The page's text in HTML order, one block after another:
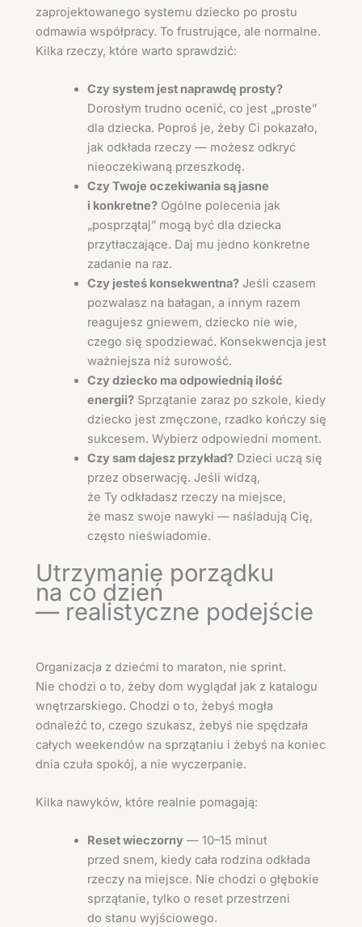
zaprojektowanego systemu dziecko po prostu
odmawia współpracy. To frustrujące, ale normalne.
Kilka rzeczy, które warto sprawdzić:
Czy system jest naprawdę prosty?
Dorosłym trudno ocenić, co jest „proste”
dla dziecka. Poproś je, żeby Ci pokazało,
jak odkłada rzeczy — możesz odkryć
nieoczekiwaną przeszkodę.
Czy Twoje oczekiwania są jasne
i konkretne?Ogólne polecenia jak
„posprzątaj” mogą być dla dziecka
przytłaczające. Daj mu jedno konkretne
zadanie na raz.
Czy jesteś konsekwentna?Jeśli czasem
pozwalasz na bałagan, a innym razem
reagujesz gniewem, dziecko nie wie,
czego się spodziewać. Konsekwencja jest
ważniejsza niż surowość.
Czy dziecko ma odpowiednią ilość
energii?Sprzątanie zaraz po szkole, kiedy
dziecko jest zmęczone, rzadko kończy się
sukcesem. Wybierz odpowiedni moment.
Czy sam dajesz przykład?Dzieci uczą się
przez obserwację. Jeśli widzą,
że Ty odkładasz rzeczy na miejsce,
że masz swoje nawyki — naśladują Cię,
często nieświadomie.
Utrzymanie porządku
na co dzień
— realistyczne podejście
Organizacja z dziećmi to maraton, nie sprint.
Nie chodzi o to, żeby dom wyglądał jak z katalogu
wnętrzarskiego. Chodzi o to, żebyś mogła
odnaleźć to, czego szukasz, żebyś nie spędzała
całych weekendów na sprzątaniu i żebyś na koniec
dnia czuła spokój, a nie wyczerpanie.
Kilka nawyków, które realnie pomagają:
Reset wieczorny— 10–15 minut
przed snem, kiedy cała rodzina odkłada
rzeczy na miejsce. Nie chodzi o głębokie
sprzątanie, tylko o reset przestrzeni
do stanu wyjściowego.